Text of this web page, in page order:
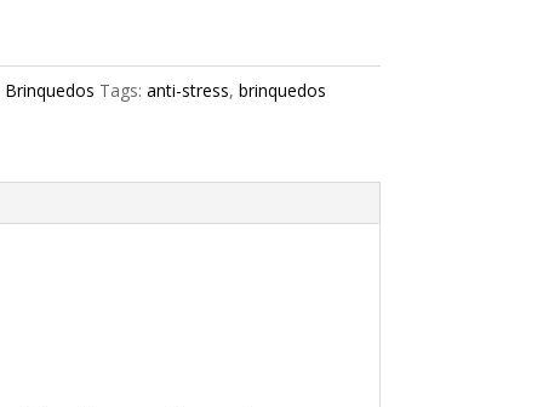
Brinquedos Tags: anti-stress, brinquedos